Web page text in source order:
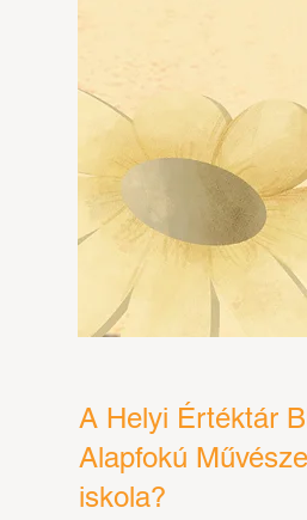
A Helyi Értéktár
Alapfokú
iskola?